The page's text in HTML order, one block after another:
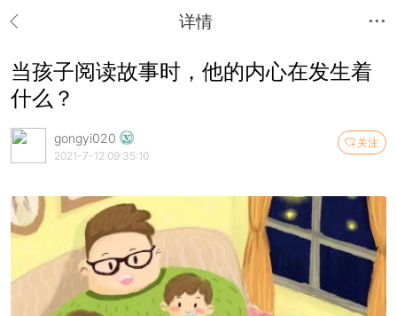
详情
当孩子阅读故事时，他的内心在发生着
什么？
关注
gongyi020
2021-7-12 09:35:10